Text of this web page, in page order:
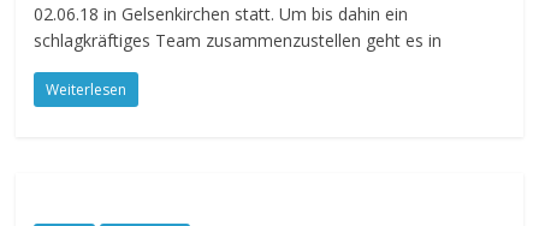
02.06.18 in Gelsenkirchen statt. Um bis dahin ein
schlagkräftiges Team zusammenzustellen geht es in
Weiterlesen